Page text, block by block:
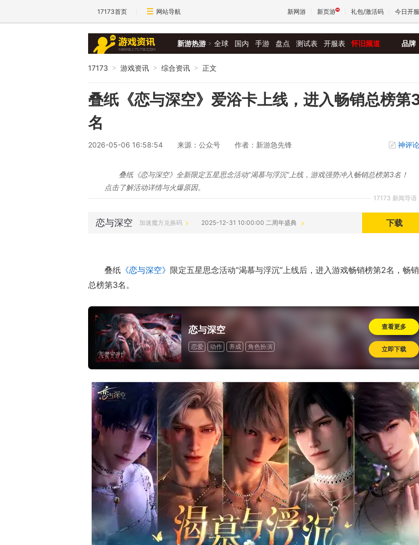
17173首页 网站导航 新网游 新页游 礼包/激活码 今日开服
新游热游 全球 国内 手游 盘点 测试表 开服表 怀旧频道 品牌
17173 > 游戏资讯 > 综合资讯 > 正文
叠纸《恋与深空》爱浴卡上线，进入畅销总榜第
名
2026-05-06 16:58:54 来源：公众号 作者：新游急先锋 神评论
17173 新闻导语
叠纸《恋与深空》全新限定五星思念活动“渴慕与浮沉”上线，游戏强势冲入畅销总榜第3名！
点击了解活动详情与火爆原因。
恋与深空 加速魔方兑换码 2025-12-31 10:00:00 二周年盛典 下载
叠纸 《恋与深空》 限定五星思念活动“渴慕与浮沉”上线后，进入游戏畅销榜第2名，畅销
总榜第3名。
恋与深空
恋爱 动作 养成 角色扮演
查看更多
立即下载